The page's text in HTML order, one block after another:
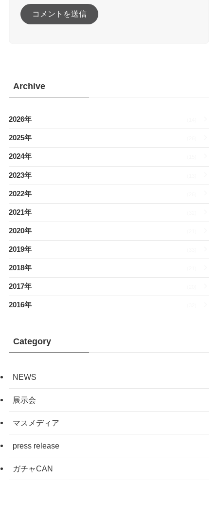
Archive
2026年
2025年
2024年
2023年
2022年
2021年
2020年
2019年
2018年
2017年
2016年
Category
NEWS
展示会
マスメディア
press release
ガチャCAN